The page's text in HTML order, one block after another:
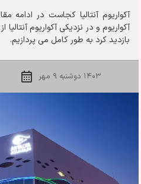
آکواریوم آنتالیا کجاست در ادامه
آکواریوم و در نزدیکی آکواریوم
بازدید کرد به طور کامل می پردازیم.
۱۴۰۳ دوشنبه ۹ مهر